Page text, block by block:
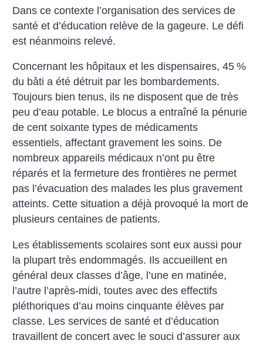
Dans ce contexte l’organisation des services de
santé et d’éducation relève de la gageure. Le défi
est néanmoins relevé.
Concernant les hôpitaux et les dispensaires, 45 %
du bâti a été détruit par les bombardements.
Toujours bien tenus, ils ne disposent que de très
peu d’eau potable. Le blocus a entraîné la pénurie
de cent soixante types de médicaments
essentiels, affectant gravement les soins. De
nombreux appareils médicaux n’ont pu être
réparés et la fermeture des frontières ne permet
pas l’évacuation des malades les plus gravement
atteints. Cette situation a déjà provoqué la mort de
plusieurs centaines de patients.
Les établissements scolaires sont eux aussi pour
la plupart très endommagés. Ils accueillent en
général deux classes d’âge, l’une en matinée,
l’autre l’après-midi, toutes avec des effectifs
pléthoriques d’au moins cinquante élèves par
classe. Les services de santé et d’éducation
travaillent de concert avec le souci d’assurer aux